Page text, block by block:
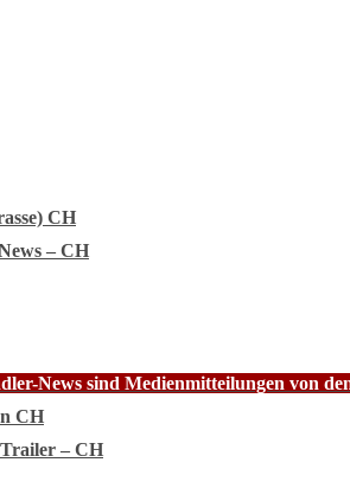
CH
– CH
News sind Medienmitteilungen von
CH
– CH